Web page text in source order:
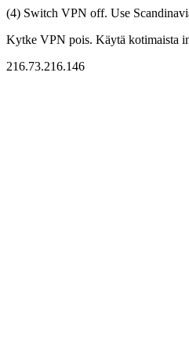
(4) Switch VPN off. Use
Kytke VPN pois. Käytä kotimaista
216.73.216.146